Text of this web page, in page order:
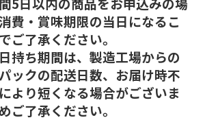
費・賞味期限の当日になるこ
ご了承ください。
持ち期間は、製造工場からの
ックの配送日数、お届け時不
より短くなる場合がございま
ご了承ください。